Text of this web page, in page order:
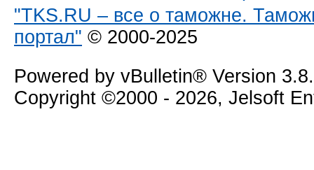
"TKS.RU – все о таможне.
портал" © 2000-2025
Powered by vBulletin® Version
Copyright ©2000 - 2026, Jelsoft